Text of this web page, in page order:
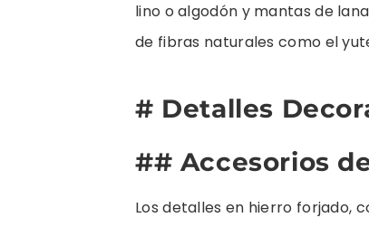
lino o algodón y mantas de
de fibras naturales como el
# Detalles
## Accesorios
Los detalles en hierro forjado,